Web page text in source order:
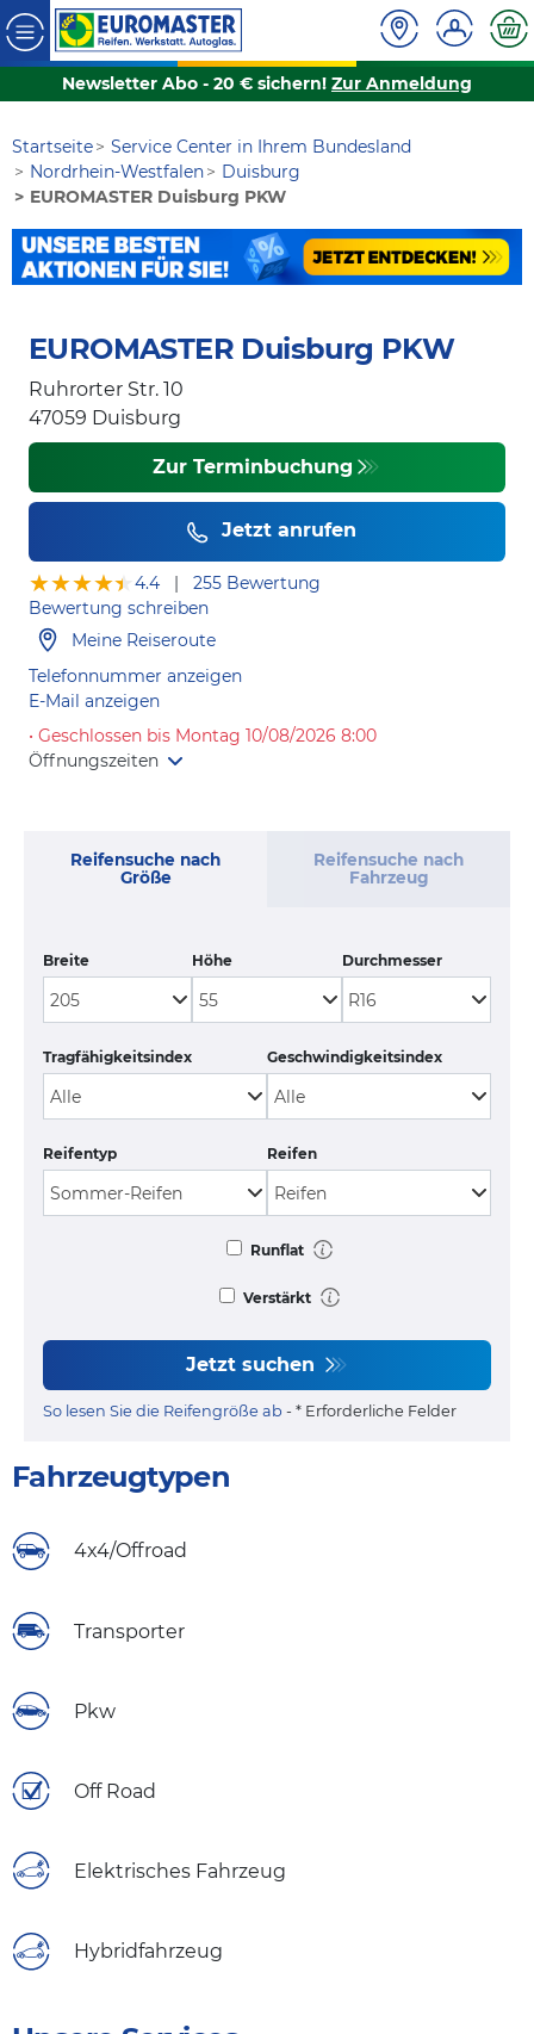
Newsletter Abo - 20 € sichern! Zur Anmeldung
Startseite
Service Center in Ihrem Bundesland
Nordrhein-Westfalen
Duisburg
EUROMASTER Duisburg PKW
EUROMASTER Duisburg PKW
Ruhrorter Str. 10
47059 Duisburg
Zur Terminbuchung
Jetzt anrufen
★★★★★
★★★★★4.4 |255 Bewertung
Bewertung schreiben
Meine Reiseroute
Telefonnummer anzeigen
E-Mail anzeigen
• Geschlossen bis Montag 10/08/2026 8:00
Öffnungszeiten
Reifensuche nach
Größe
Reifensuche nach
Fahrzeug
Breite Höhe Durchmesser
Tragfähigkeitsindex Geschwindigkeitsindex
Reifentyp Reifen
Runflat
Verstärkt
Jetzt suchen
So lesen Sie die Reifengröße ab - * Erforderliche Felder
Fahrzeugtypen
4x4/Offroad
Transporter
Pkw
Off Road
Elektrisches Fahrzeug
Hybridfahrzeug